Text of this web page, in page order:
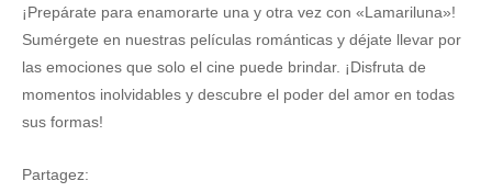
¡Prepárate para enamorarte una y otra vez con «Lamariluna»!
Sumérgete en nuestras películas románticas y déjate llevar por
las emociones que solo el cine puede brindar. ¡Disfruta de
momentos inolvidables y descubre el poder del amor en todas
sus formas!
Partagez: